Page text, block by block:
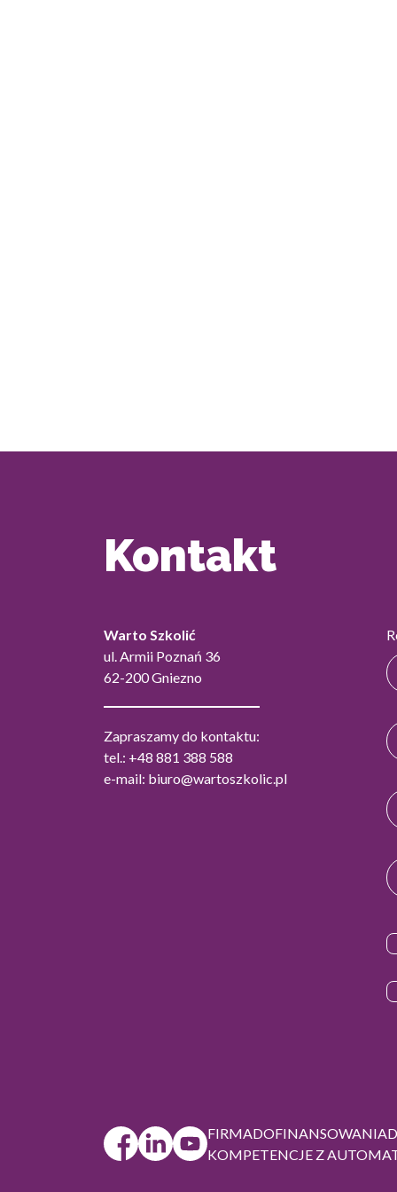
Kontakt
Warto Szkolić
ul. Armii Poznań 36
62-200 Gniezno
Zapraszamy do kontaktu:
tel.: +48 881 388 588
e-mail: biuro@wartoszkolic.pl
FIRMADOFINANSOWANIA
KOMPETENCJE Z
Nieklasyfikowane pliki